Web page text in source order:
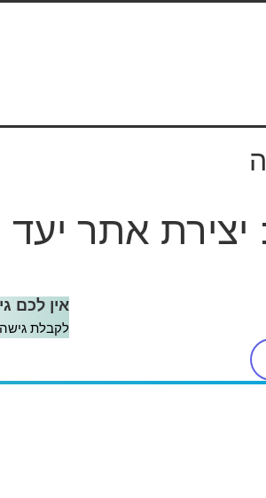
אתר יעד
אין לכם
לקבלת